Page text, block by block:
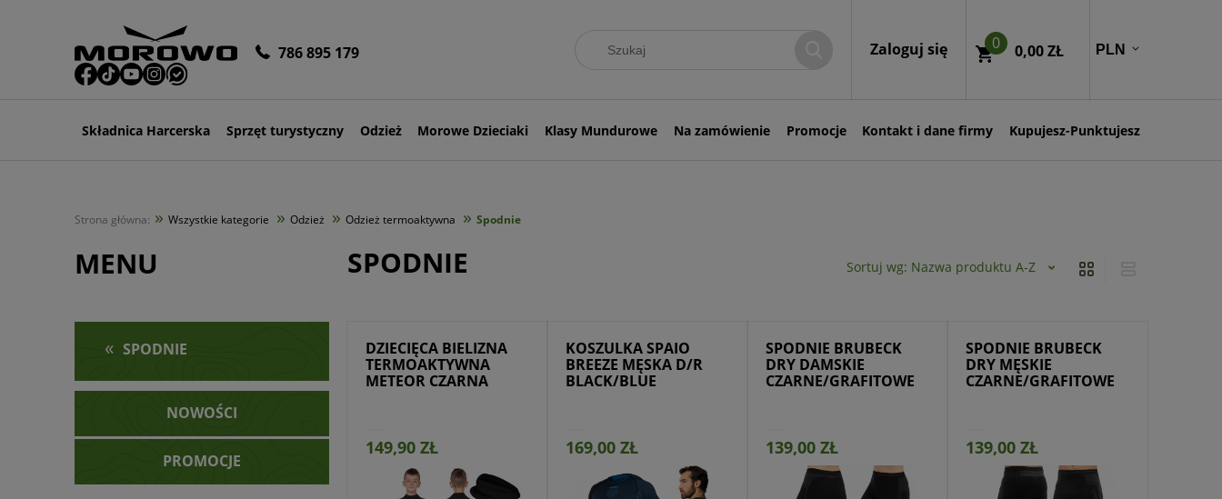
786 895 179 Zaloguj się 0 0,00 ZŁ
Składnica Harcerska Sprzęt turystyczny Odzież Morowe Dzieciaki Klasy Mundurowe Na zamówienie Promocje Kontakt i dane firmy Kupujesz-Punktujesz
Strona główna: » Wszystkie kategorie » Odzież » Odzież termoaktywna » Spodnie
MENU
« SPODNIE
NOWOŚCI
PROMOCJE
SPODNIE Sortuj wg: Nazwa produktu A-Z
DZIECIĘCA BIELIZNA
TERMOAKTYWNA
METEOR CZARNA
149,90 ZŁ
KOSZULKA SPAIO
BREEZE MĘSKA D/R
BLACK/BLUE
169,00 ZŁ
SPODNIE BRUBECK
DRY DAMSKIE
CZARNE/GRAFITOWE
139,00 ZŁ
SPODNIE BRUBECK
DRY MĘSKIE
CZARNE/GRAFITOWE
139,00 ZŁ